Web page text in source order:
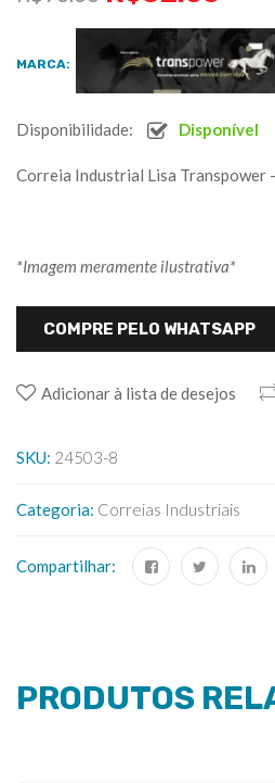
MARCA:
Disponibilidade: Disponível
Correia Industrial Lisa Transpower
*Imagem meramente ilustrativa*
COMPRE PELO WHATSAPP
Adicionar à lista de desejos
SKU: 24503-8
Categoria: Correias Industriais
Compartilhar:
PRODUTOS